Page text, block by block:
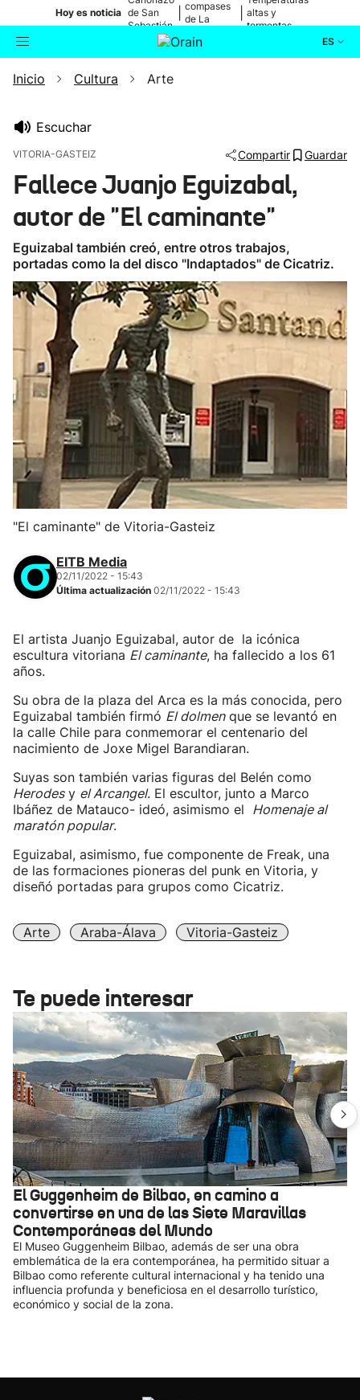
Hoy es noticia de San
Sebastián
compases
de La
altas y
tormentas
ES
Buscador Actualidad
Ikusmiran
Eguraldia
Inicio Cultura Arte
Escuchar
VITORIA-GASTEIZ Compartir Guardar
Fallece Juanjo Eguizabal,
autor de "El caminante"
Eguizabal también creó, entre otros trabajos,
portadas como la del disco "Indaptados" de Cicatriz.
"El caminante" de Vitoria-Gasteiz
EITB Media
02/11/2022 - 15:43
Última actualización 02/11/2022 - 15:43
El artista Juanjo Eguizabal, autor de la icónica
escultura vitoriana El caminante, ha fallecido a los 61
años.
Su obra de la plaza del Arca es la más conocida, pero
Eguizabal también firmó El dolmenque se levantó en
la calle Chile para conmemorar el centenario del
nacimiento de Joxe Migel Barandiaran.
Suyas son también varias figuras del Belén como
Herodesy el Arcangel. El escultor, junto a Marco
Ibáñez de Matauco- ideó, asimismo el Homenaje al
maratón popular.
Eguizabal, asimismo, fue componente de Freak, una
de las formaciones pioneras del punk en Vitoria, y
diseñó portadas para grupos como Cicatriz.
Arte Araba-Álava Vitoria-Gasteiz
Te puede interesar
El Guggenheim de Bilbao, en camino a
convertirse en una de las Siete Maravillas
Contemporáneas del Mundo
El Museo Guggenheim Bilbao, además de ser una obra
emblemática de la era contemporánea, ha permitido situar a
Bilbao como referente cultural internacional y ha tenido una
influencia profunda y beneficiosa en el desarrollo turístico,
económico y social de la zona.